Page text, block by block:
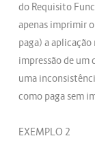
do Requisito
apenas imprimir
paga) a
impressão de um
uma
como paga sem
EXEMPLO 2